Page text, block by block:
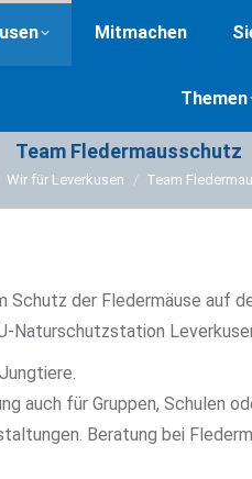
Mitmachen
Themen
Team Fledermausschutz
Sie befinden sich hier:
Wir für Leverkusen Team
Schutz der Fledermäuse auf
Naturschutzstation
auch für Gruppen, Schulen
Beratung bei